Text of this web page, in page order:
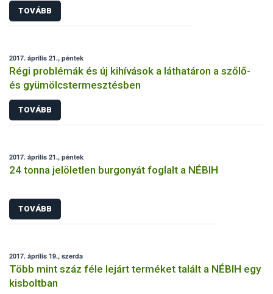
TOVÁBB
2017. április 21., péntek
Régi problémák és új kihívások a láthatáron a szőlő-
és gyümölcstermesztésben
TOVÁBB
2017. április 21., péntek
24 tonna jelöletlen burgonyát foglalt a NÉBIH
TOVÁBB
2017. április 19., szerda
Több mint száz féle lejárt terméket talált a NÉBIH egy
kisboltban